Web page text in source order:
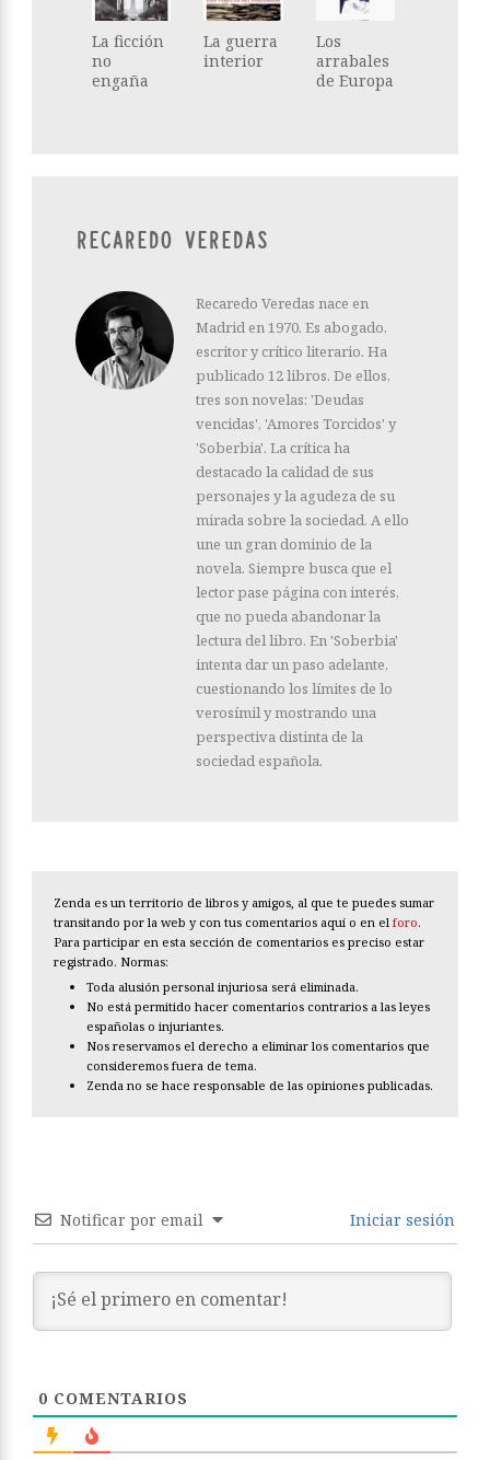
La ficción
no
engaña
La guerra
interior
Los
arrabales
de Europa
RECAREDO VEREDAS
Recaredo Veredas nace en
Madrid en 1970. Es abogado,
escritor y crítico literario. Ha
publicado 12 libros. De ellos,
tres son novelas: 'Deudas
vencidas', 'Amores Torcidos' y
'Soberbia'. La crítica ha
destacado la calidad de sus
personajes y la agudeza de su
mirada sobre la sociedad. A ello
une un gran dominio de la
novela. Siempre busca que el
lector pase página con interés,
que no pueda abandonar la
lectura del libro. En 'Soberbia'
intenta dar un paso adelante,
cuestionando los límites de lo
verosímil y mostrando una
perspectiva distinta de la
sociedad española.
Zenda es un territorio de libros y amigos, al que te puedes sumar
transitando por la web y con tus comentarios aquí o en el foro.
Para participar en esta sección de comentarios es preciso estar
registrado. Normas:
Toda alusión personal injuriosa será eliminada.
No está permitido hacer comentarios contrarios a las leyes
españolas o injuriantes.
Nos reservamos el derecho a eliminar los comentarios que
consideremos fuera de tema.
Zenda no se hace responsable de las opiniones publicadas.
Notificar por email Iniciar sesión
0 COMENTARIOS